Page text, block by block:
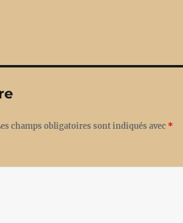
champs obligatoires sont indiqués avec *